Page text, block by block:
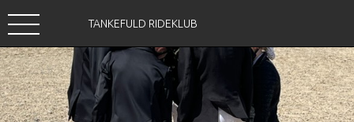
TANKEFULD RIDEKLUB